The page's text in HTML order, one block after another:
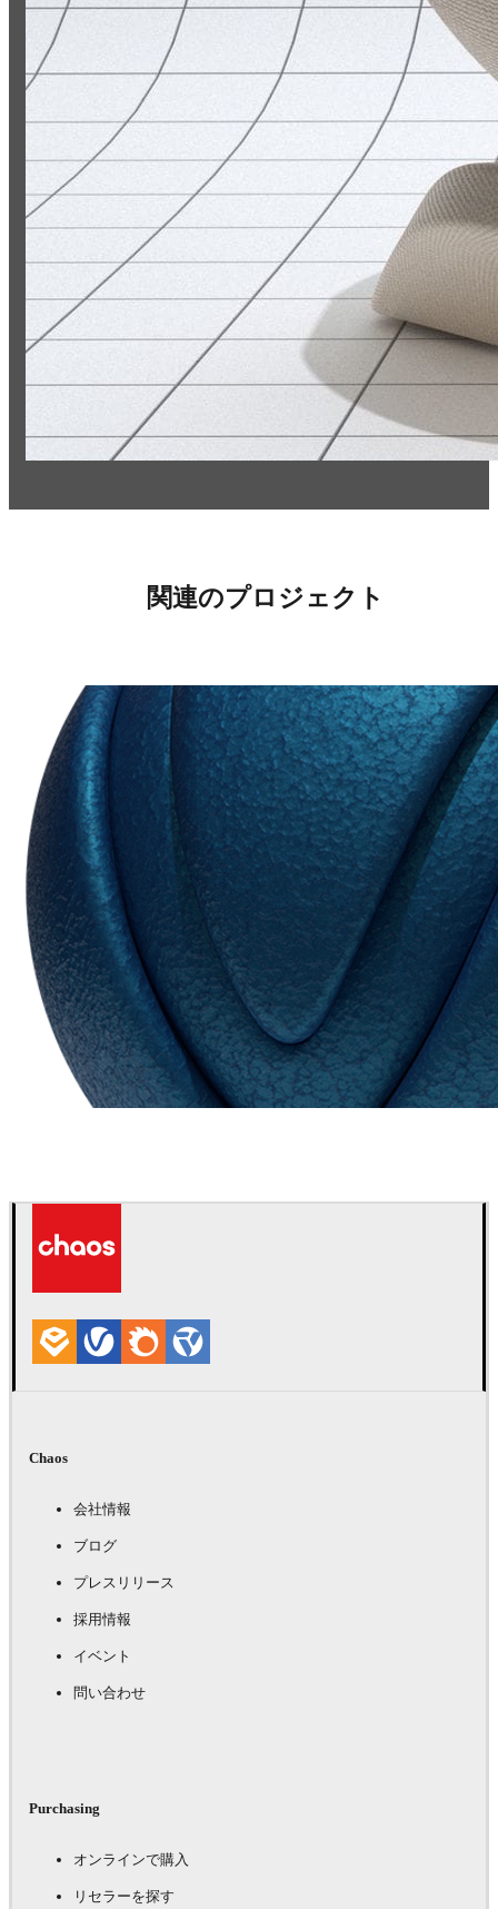
関連のプロジェクト
Chaos
会社情報
ブログ
プレスリリース
採用情報
イベント
問い合わせ
Purchasing
オンラインで購入
リセラーを探す